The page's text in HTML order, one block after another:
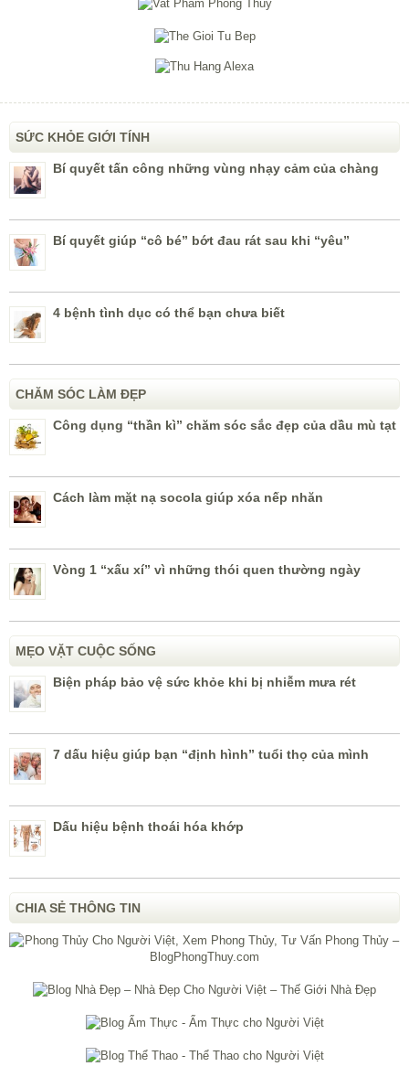
SỨC KHỎE GIỚI TÍNH
Bí quyết tấn công những vùng nhạy cảm của chàng
Bí quyết giúp “cô bé” bớt đau rát sau khi “yêu”
4 bệnh tình dục có thể bạn chưa biết
CHĂM SÓC LÀM ĐẸP
Công dụng “thần kì” chăm sóc sắc đẹp của dầu mù tạt
Cách làm mặt nạ socola giúp xóa nếp nhăn
Vòng 1 “xấu xí” vì những thói quen thường ngày
MẸO VẶT CUỘC SỐNG
Biện pháp bảo vệ sức khỏe khi bị nhiễm mưa rét
7 dấu hiệu giúp bạn “định hình” tuổi thọ của mình
Dấu hiệu bệnh thoái hóa khớp
CHIA SẺ THÔNG TIN